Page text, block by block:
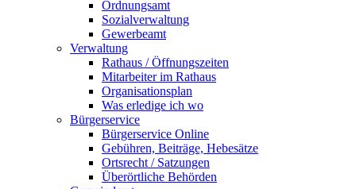
Ordnungsamt
Sozialverwaltung
Gewerbeamt
Verwaltung
Rathaus / Öffnungszeiten
Mitarbeiter im Rathaus
Organisationsplan
Was erledige ich wo
Bürgerservice
Bürgerservice Online
Gebühren, Beiträge, Hebesätze
Ortsrecht / Satzungen
Überörtliche Behörden